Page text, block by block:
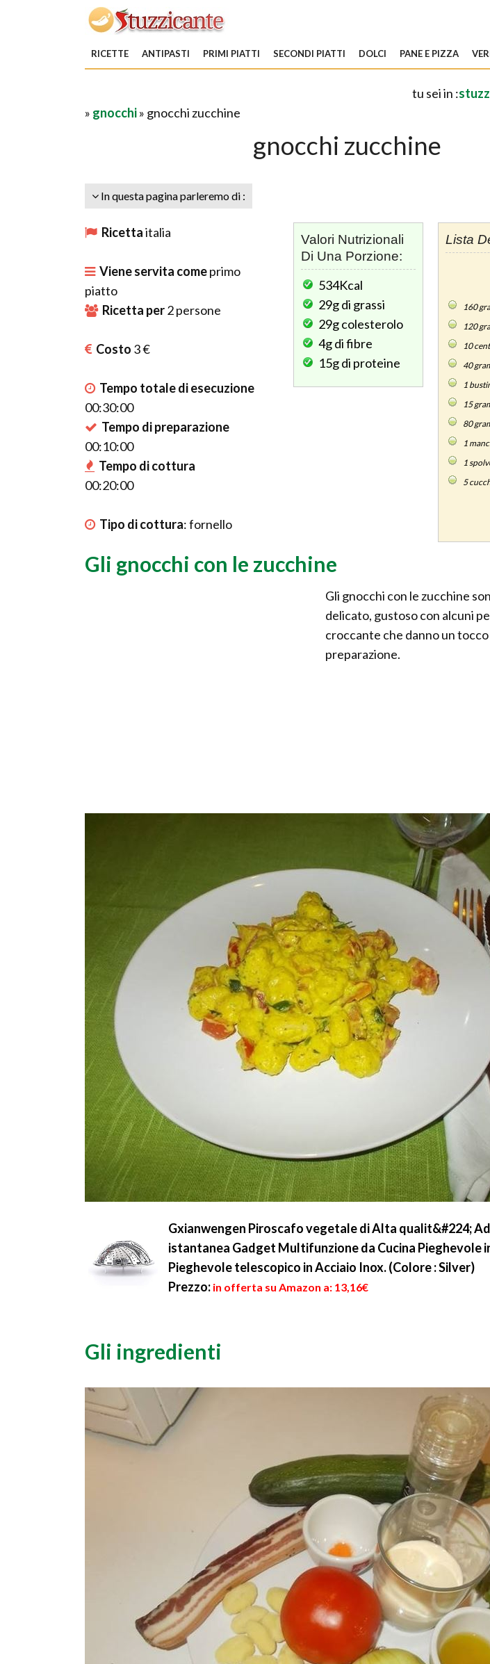
RICETTE ANTIPASTI PRIMI PIATTI SECONDI PIATTI DOLCI PANE E PIZZA
tu sei in :
» gnocchi» gnocchi zucchine
gnocchi zucchine
In questa pagina parleremo di :
Ricettaitalia
Viene servita comeprimo
piatto
Ricetta per2persone
Costo 3 €
Tempo totale di esecuzione
00:30:00
Tempo di preparazione
00:10:00
Tempo di cottura
00:20:00
Tipo di cottura:fornello
Lista
160
120
10
40
1
15
80
1
1
5
Valori Nutrizionali
Di Una Porzione:
534Kcal
29gdi grassi
29gcolesterolo
4gdi fibre
15gdi proteine
Gli gnocchi con le zucchine
Gli gnocchi con le zucchine
delicato, gustoso con alcuni
croccante che danno un
preparazione.
Gxianwengen Piroscafo vegetale di Alta qualit&#224;
istantanea Gadget Multifunzione da Cucina Pieghevole
Pieghevole telescopico in Acciaio Inox. (Colore : Silver)
Prezzo: in offerta su Amazon a: 13,16€
Gli ingredienti